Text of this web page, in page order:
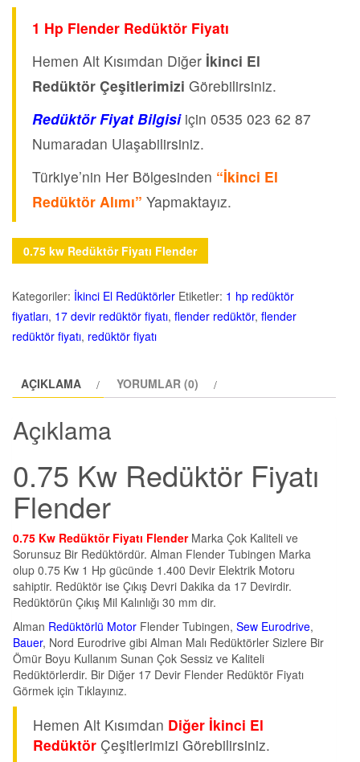
1 Hp Flender Redüktör Fiyatı
Hemen Alt Kısımdan Diğer İkinci El
Redüktör Çeşitlerimizi Görebilirsiniz.
Redüktör Fiyat Bilgisi için 0535 023 62 87
Numaradan Ulaşabilirsiniz.
Türkiye’nin Her Bölgesinden “İkinci El
Redüktör Alımı” Yapmaktayız.
0.75 kw Redüktör Fiyatı Flender
Kategoriler: İkinci El Redüktörler Etiketler: 1 hp redüktör
fiyatları, 17 devir redüktör fiyatı, flender redüktör, flender
redüktör fiyatı, redüktör fiyatı
AÇIKLAMA YORUMLAR (0)
Açıklama
0.75 Kw Redüktör Fiyatı
Flender
0.75 Kw Redüktör Fiyatı FlenderMarka Çok Kaliteli ve
Sorunsuz Bir Redüktördür. Alman Flender Tubingen Marka
olup 0.75 Kw 1 Hp gücünde 1.400 Devir Elektrik Motoru
sahiptir. Redüktör ise Çıkış Devri Dakika da 17 Devirdir.
Redüktörün Çıkış Mil Kalınlığı 30 mm dir.
Alman Redüktörlü Motor Flender Tubingen, Sew Eurodrive,
Bauer, Nord Eurodrive gibi Alman Malı Redüktörler Sizlere Bir
Ömür Boyu Kullanım Sunan Çok Sessiz ve Kaliteli
Redüktörlerdir. Bir Diğer 17 Devir Flender Redüktör Fiyatı
Görmek için Tıklayınız.
Hemen Alt Kısımdan Diğer İkinci El
Redüktör Çeşitlerimizi Görebilirsiniz.